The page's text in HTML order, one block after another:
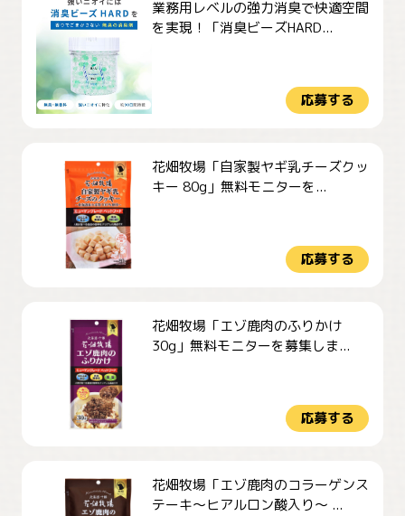
業務用レベルの強力消臭で快適空間
を実現！「消臭ビーズHARD...
応募する
花畑牧場「自家製ヤギ乳チーズクッ
キー 80g」無料モニターを...
応募する
花畑牧場「エゾ鹿肉のふりかけ
30g」無料モニターを募集しま...
応募する
花畑牧場「エゾ鹿肉のコラーゲンス
テーキ～ヒアルロン酸入り～ ...